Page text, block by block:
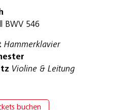
BWV 546
Hammerklavier
Violine & Leitung
buchen